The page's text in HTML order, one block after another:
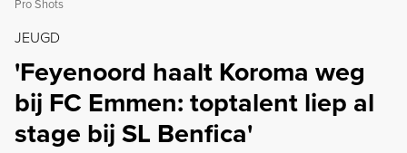
Pro Shots
JEUGD
'Feyenoord haalt Koroma weg
bij FC Emmen: toptalent liep al
stage bij SL Benfica'